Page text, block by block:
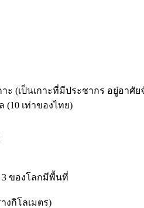
(เป็นเกาะที่มีประชากร อยู่อา
(10 เท่าของไทย)
ของโลกมีพื้นที่
งกิโลเมตร)